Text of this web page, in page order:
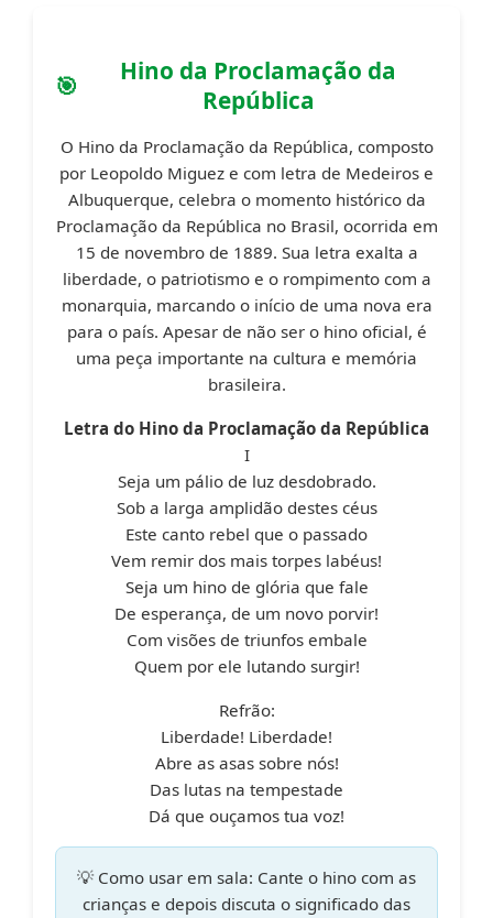
Hino da Proclamação da
República
O Hino da Proclamação da República, composto
por Leopoldo Miguez e com letra de Medeiros e
Albuquerque, celebra o momento histórico da
Proclamação da República no Brasil, ocorrida em
15 de novembro de 1889. Sua letra exalta a
liberdade, o patriotismo e o rompimento com a
monarquia, marcando o início de uma nova era
para o país. Apesar de não ser o hino oficial, é
uma peça importante na cultura e memória
brasileira.
Letra do Hino da Proclamação da República
I
Seja um pálio de luz desdobrado.
Sob a larga amplidão destes céus
Este canto rebel que o passado
Vem remir dos mais torpes labéus!
Seja um hino de glória que fale
De esperança, de um novo porvir!
Com visões de triunfos embale
Quem por ele lutando surgir!
Refrão:
Liberdade! Liberdade!
Abre as asas sobre nós!
Das lutas na tempestade
Dá que ouçamos tua voz!
💡 Como usar em sala: Cante o hino com as
crianças e depois discuta o significado das